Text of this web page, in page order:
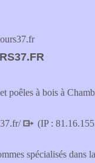
poêles à bois à
(IP :
spécialisés dans